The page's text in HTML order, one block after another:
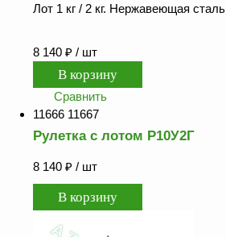
Лот 1 кг / 2 кг. Нержавеющая сталь
8 140 ₽ / шт
Сравнить
11666 11667
Рулетка с лотом Р10У2Г
8 140 ₽ / шт